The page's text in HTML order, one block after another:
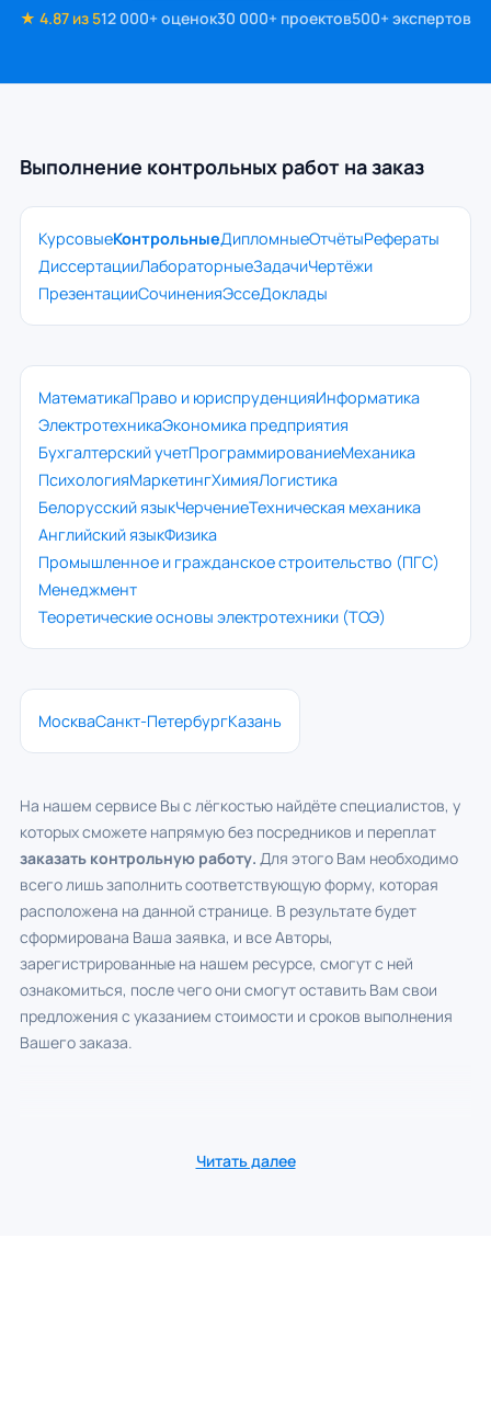
★ 4.87 из 512 000+ оценок30 000+ проектов500+ экспертов
Выполнение контрольных работ на заказ
КурсовыеКонтрольныеДипломныеОтчётыРефераты
ДиссертацииЛабораторныеЗадачиЧертёжи
ПрезентацииСочиненияЭссеДоклады
МатематикаПраво и юриспруденцияИнформатика
ЭлектротехникаЭкономика предприятия
Бухгалтерский учетПрограммированиеМеханика
ПсихологияМаркетингХимияЛогистика
Белорусский языкЧерчениеТехническая механика
Английский языкФизика
Промышленное и гражданское строительство (ПГС)
Менеджмент
Теоретические основы электротехники (ТОЭ)
МоскваСанкт-ПетербургКазань
На нашем сервисе Вы с лёгкостью найдёте специалистов, у
которых сможете напрямую без посредников и переплат
заказать контрольную работу. Для этого Вам необходимо
всего лишь заполнить соответствующую форму, которая
расположена на данной странице. В результате будет
сформирована Ваша заявка, и все Авторы,
зарегистрированные на нашем ресурсе, смогут с ней
ознакомиться, после чего они смогут оставить Вам свои
предложения с указанием стоимости и сроков выполнения
Вашего заказа.
Читать далее